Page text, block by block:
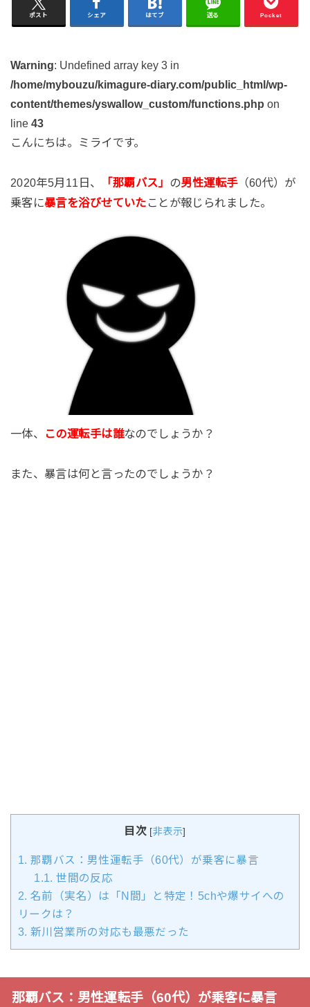
ポスト シェア はてブ 送る Pocket
Warning: Undefined array key 3 in
/home/mybouzu/kimagure-diary.com/public_html/wp-
content/themes/yswallow_custom/functions.php on
line 43
こんにちは。ミライです。
2020年5月11日、 「那覇バス」 の男性運転手（60代）が
乗客に暴言を浴びせていた ことが報じられました。
一体、 この運転手は誰なのでしょうか？
また、暴言は何と言ったのでしょうか？
目次 [非表示]
1. 那覇バス：男性運転手（60代）が乗客に暴言
1.1. 世間の反応
2. 名前（実名）は「N間」と特定！5chや爆サイへの
リークは？
3. 新川営業所の対応も最悪だった
那覇バス：男性運転手（60代）が乗客に暴言